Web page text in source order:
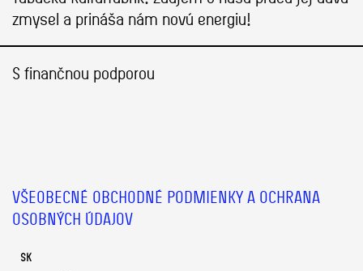
zmysel a prináša nám novú energiu!
S finančnou podporou
VŠEOBECNÉ OBCHODNÉ PODMIENKY A OCHRANA
OSOBNÝCH ÚDAJOV
SK